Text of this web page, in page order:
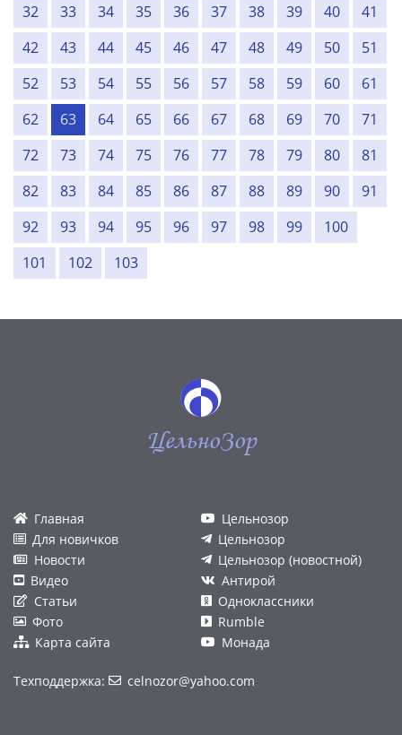
32
33 34 35 36 37 38 39 40
41
42
43 44 45 46 47 48 49 50
51
52
53 54 55 56 57 58 59 60
61
62
63 64 65 66 67 68 69 70
71
72
73 74 75 76 77 78 79 80
81
82
83 84 85 86 87 88 89 90
91
92
93 94 95 96 97 98 99
100
101
102 103
ЦельноЗор
Главная
Для новичков
Новости
Видео
Статьи
Фото
Карта сайта
Цельнозор
Цельнозор
Цельнозор (новостной)
Антирой
Одноклассники
Rumble
Монада
Техподдержка: celnozor@yahoo.com